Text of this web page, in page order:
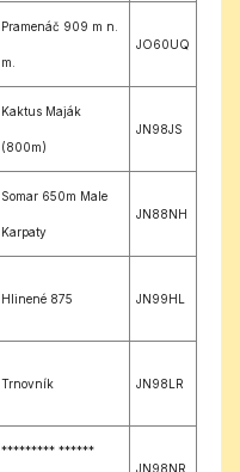
Pramenáč 909 m n.
m.
JO60UQ
Kaktus Maják
(800m)
JN98JS
Somar 650m Male
Karpaty
JN88NH
Hlinené 875 JN99HL
Trnovník JN98LR
********* ******
JN98NR